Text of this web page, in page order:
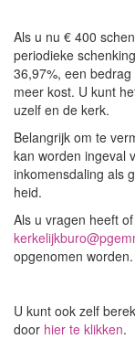
Als u nu € 400
periodieke
36,97%, een
meer kost. U kunt
uzelf en de kerk.
Belangrijk om te
kan worden ingeval
inkomensdaling als
heid.
Als u vragen heeft
opgenomen worden.
U kunt ook zelf
door hier te klikken.